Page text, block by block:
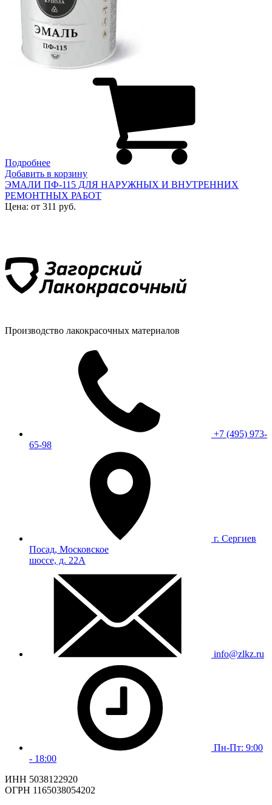
Подробнее
Добавить в корзину
ЭМАЛИ ПФ-115 ДЛЯ НАРУЖНЫХ И ВНУТРЕННИХ
РЕМОНТНЫХ РАБОТ
Цена: от 311 руб.
Производство лакокрасочных материалов
+7 (495) 973-
65-98
г. Сергиев
Посад, Московское
шоссе, д. 22А
info@zlkz.ru
Пн-Пт: 9:00
- 18:00
ИНН 5038122920
ОГРН 1165038054202